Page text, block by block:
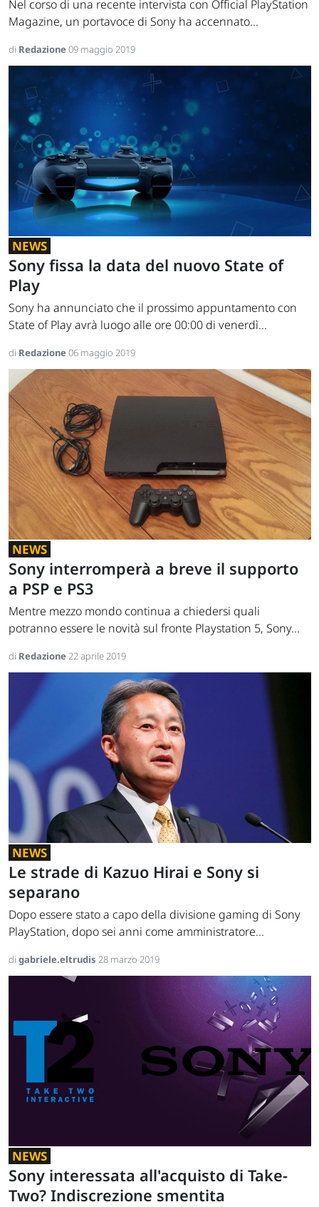
Nel corso di una recente intervista con Official PlayStation
Magazine, un portavoce di Sony ha accennato...
di Redazione09 maggio 2019
NEWS
Sony fissa la data del nuovo State of
Play
Sony ha annunciato che il prossimo appuntamento con
State of Play avrà luogo alle ore 00:00 di venerdì...
di Redazione06 maggio 2019
NEWS
Sony interromperà a breve il supporto
a PSP e PS3
Mentre mezzo mondo continua a chiedersi quali
potranno essere le novità sul fronte Playstation 5, Sony...
di Redazione22 aprile 2019
NEWS
Le strade di Kazuo Hirai e Sony si
separano
Dopo essere stato a capo della divisione gaming di Sony
PlayStation, dopo sei anni come amministratore...
di gabriele.eltrudis 28 marzo 2019
NEWS
Sony interessata all'acquisto di Take-
Two? Indiscrezione smentita